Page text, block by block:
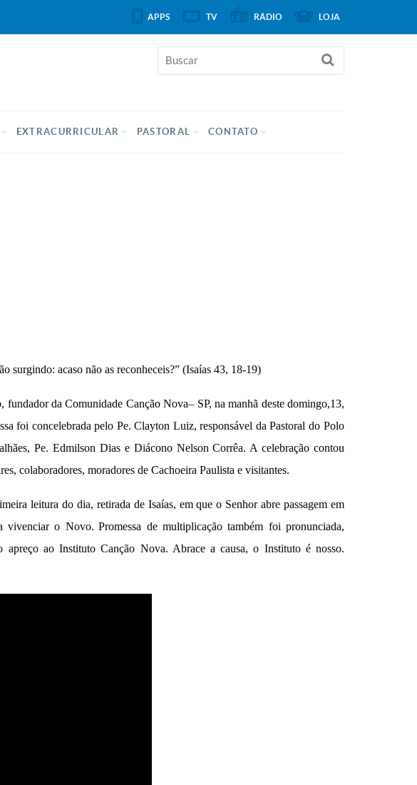
EXTRACURRICULAR PASTORAL CONTATO
surgindo: acaso não as reconheceis?” (Isaías 43, 18-19)
, fundador da Comunidade Canção Nova– SP, na manhã deste domingo,13,
foi concelebrada pelo Pe. Clayton Luiz,responsável da Pastoral do Polo
Pe. Edmilson Dias e DiáconoNelson Corrêa. A celebração contou
colaboradores, moradores de Cachoeira Paulista e visitantes.
leitura do dia, retirada de Isaías, em que o Senhor abre passagem em
vivenciaro Novo. Promessa de multiplicaçãotambém foi pronunciada,
apreço ao Instituto Canção Nova. Abrace a causa, o Instituto é nosso.
APPS TV RÁDIO LOJA